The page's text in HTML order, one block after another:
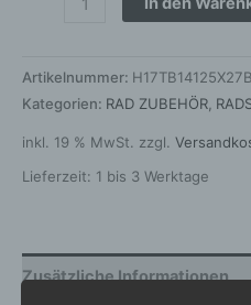
Artikelnummer:
Kategorien: RAD ZUBEHÖR
inkl. 19 % MwSt. zzgl.
Lieferzeit: 1 bis 3 Werktage
Zusätzliche Informationen